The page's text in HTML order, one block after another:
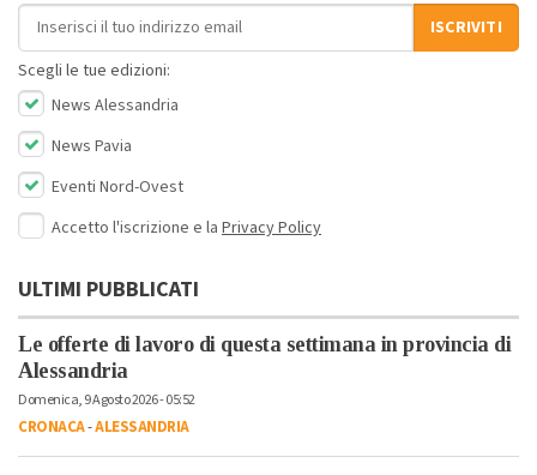
Indirizzo email
ISCRIVITI
Scegli le tue edizioni:
News Alessandria
News Pavia
Eventi Nord-Ovest
Accetto l'iscrizione e la Privacy Policy
ULTIMI PUBBLICATI
Le offerte di lavoro di questa settimana in provincia di
Alessandria
Domenica, 9 Agosto 2026 - 05:52
CRONACA-ALESSANDRIA